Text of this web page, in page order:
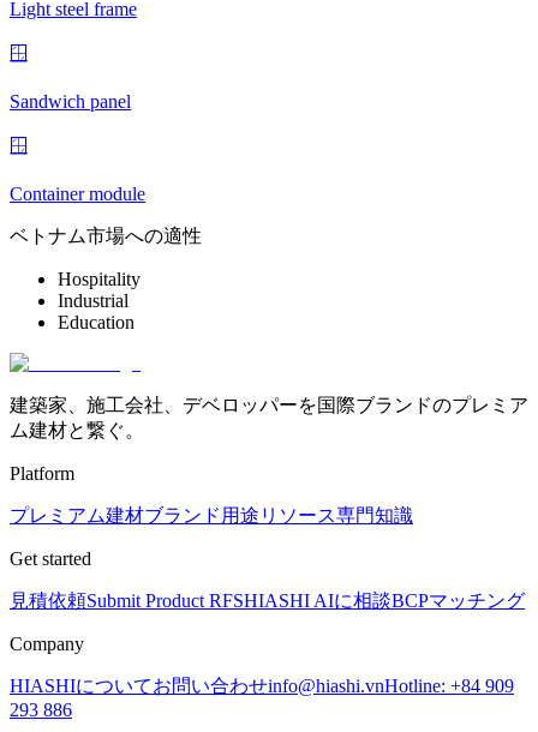
Light steel frame
🪟
Sandwich panel
🪟
Container module
ベトナム市場への適性
Hospitality
Industrial
Education
建築家、施工会社、デベロッパーを国際ブランドのプレミア
ム建材と繋ぐ。
Platform
プレミアム建材ブランド 用途 リソース専門知識
Get started
見積依頼Submit Product RFSHIASHI AIに相談BCPマッチング
Company
HIASHIについてお問い合わせinfo@hiashi.vnHotline: +84 909
293 886